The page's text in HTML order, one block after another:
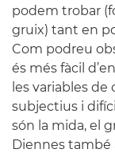
podem trobar
gruix) tant en
Com podreu
és més fàcil
les variables
subjectius i
són la mida, el
Diennes també